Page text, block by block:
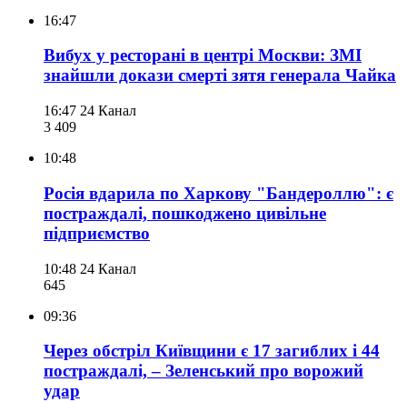
16:47
Вибух у ресторані в центрі Москви: ЗМІ
знайшли докази смерті зятя генерала Чайка
16:47 24 Канал
3 409
10:48
Росія вдарила по Харкову "Бандероллю": є
постраждалі, пошкоджено цивільне
підприємство
10:48 24 Канал
645
09:36
Через обстріл Київщини є 17 загиблих і 44
постраждалі, – Зеленський про ворожий
удар